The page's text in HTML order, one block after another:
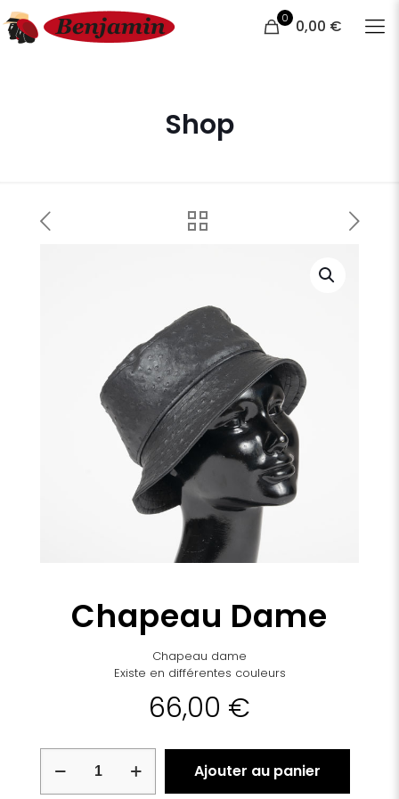
0 0,00 €
Shop
Chapeau Dame
Chapeau dame
Existe en différentes couleurs
66,00 €
Chapeau
Ajouter au panier